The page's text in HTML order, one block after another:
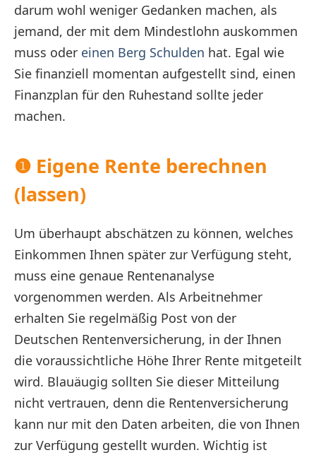
darum wohl weniger Gedanken machen, als
jemand, der mit dem Mindestlohn auskommen
muss oder einen Berg Schulden hat. Egal wie
Sie finanziell momentan aufgestellt sind, einen
Finanzplan für den Ruhestand sollte jeder
machen.
❶ Eigene Rente berechnen
(lassen)
Um überhaupt abschätzen zu können, welches
Einkommen Ihnen später zur Verfügung steht,
muss eine genaue Rentenanalyse
vorgenommen werden. Als Arbeitnehmer
erhalten Sie regelmäßig Post von der
Deutschen Rentenversicherung, in der Ihnen
die voraussichtliche Höhe Ihrer Rente mitgeteilt
wird. Blauäugig sollten Sie dieser Mitteilung
nicht vertrauen, denn die Rentenversicherung
kann nur mit den Daten arbeiten, die von Ihnen
zur Verfügung gestellt wurden. Wichtig ist